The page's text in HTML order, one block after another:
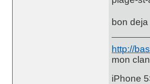
bon
http://
mon
iPhone